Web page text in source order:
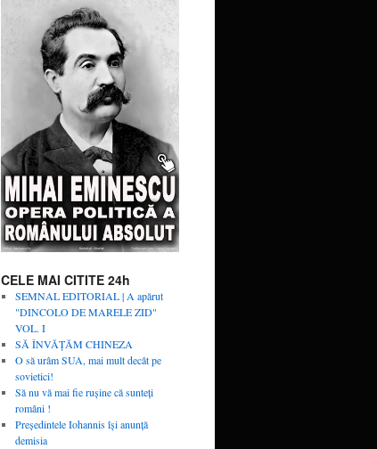
CELE MAI CITITE 24h
SEMNAL EDITORIAL | A apărut
"DINCOLO DE MARELE ZID"
VOL. I
SĂ ÎNVĂŢĂM CHINEZA
O să urâm SUA, mai mult decât pe
sovietici!
Să nu vă mai fie rușine că sunteți
români !
Președintele Iohannis își anunță
demisia